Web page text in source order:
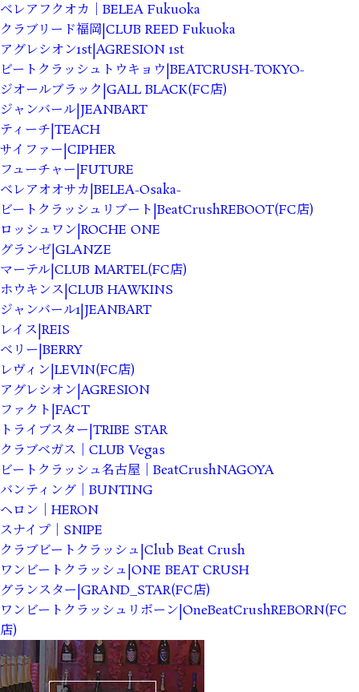
ベレアフクオカ｜BELEA Fukuoka
クラブリード福岡|CLUB REED Fukuoka
アグレシオン1st|AGRESION 1st
ビートクラッシュトウキョウ|BEATCRUSH-TOKYO-
ジオールブラック|GALL BLACK(FC店)
ジャンバール|JEANBART
ティーチ|TEACH
サイファー|CIPHER
フューチャー|FUTURE
ベレアオオサカ|BELEA-Osaka-
ビートクラッシュリブート|BeatCrushREBOOT(FC店)
ロッシュワン|ROCHE ONE
グランゼ|GLANZE
マーテル|CLUB MARTEL(FC店)
ホウキンス|CLUB HAWKINS
ジャンバール1|JEANBART
レイス|REIS
ベリー|BERRY
レヴィン|LEVIN(FC店)
アグレシオン|AGRESION
ファクト|FACT
トライブスター|TRIBE STAR
クラブベガス｜CLUB Vegas
ビートクラッシュ名古屋｜BeatCrushNAGOYA
バンティング｜BUNTING
ヘロン｜HERON
スナイプ｜SNIPE
クラブビートクラッシュ|Club Beat Crush
ワンビートクラッシュ|ONE BEAT CRUSH
グランスター|GRAND_STAR(FC店)
ワンビートクラッシュリボーン|OneBeatCrushREBORN(FC
店)